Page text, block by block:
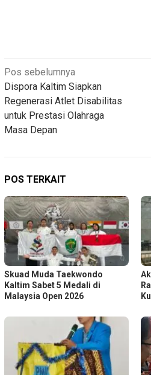
Navigasi
pos
Pos sebelumnya
Dispora Kaltim Siapkan
Regenerasi Atlet Disabilitas
untuk Prestasi Olahraga
Masa Depan
POS TERKAIT
Skuad Muda Taekwondo
Kaltim Sabet 5 Medali di
Malaysia Open 2026